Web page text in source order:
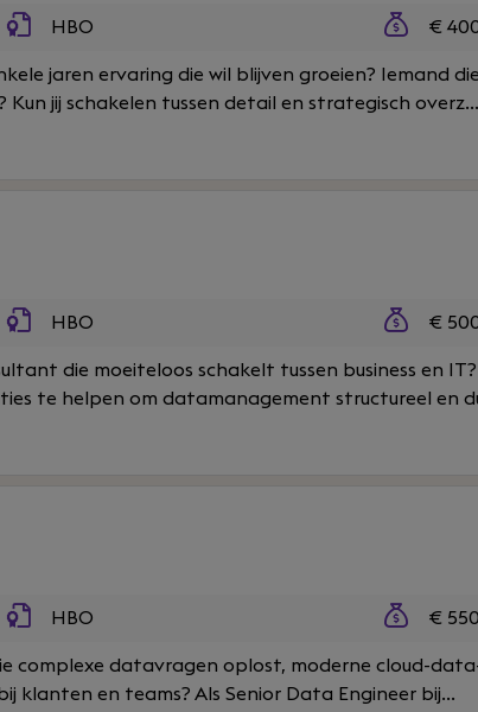
HBO €
jaren ervaring die wil blijven groeien? Iemand
jij schakelen tussen detail en strategisch overz...
HBO €
die moeiteloos schakelt tussen business en
te helpen om datamanagement structureel en
HBO €
complexe datavragen oplost, moderne cloud-
klanten en teams? Als Senior Data Engineer bij...